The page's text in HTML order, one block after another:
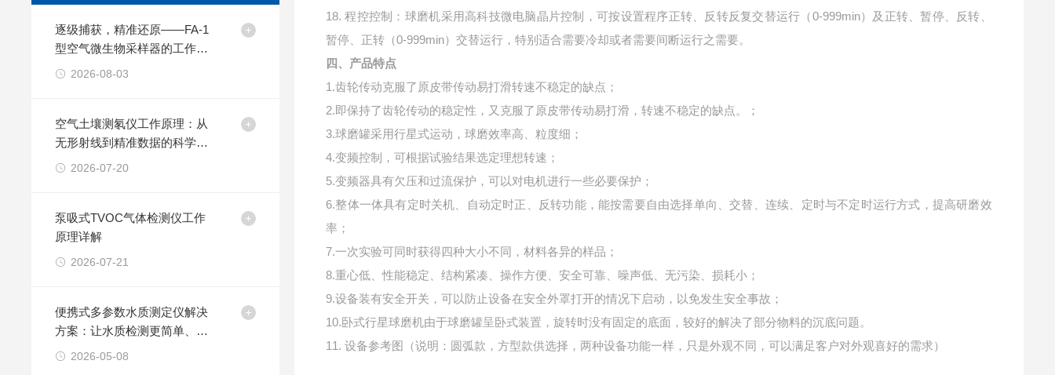
逐级捕获，精准还原——FA-1
型空气微生物采样器的工作原
理探析2026-08-03
空气土壤测氡仪工作原理：从
无形射线到精准数据的科学之
旅
2026-07-20
泵吸式TVOC气体检测仪工作
原理详解
2026-07-21
便携式多参数水质测定仪解决
方案：让水质检测更简单、更
精准2026-05-08
18. 程控控制 ：球磨机采用高科技微电脑晶片控制，可按设置程序正转、反转反复交替运行（0-999min）及正转、暂停、反转、
暂停、正转（0-999min）交替运行，特别适合需要冷却或者需要间断运行之需要。
四、产品特点
1.齿轮传动克服了原皮带传动易打滑转速不稳定的缺点；
2.即保持了齿轮传动的稳定性，又克服了原皮带传动易打滑，转速不稳定的缺点。；
3.球磨罐采用行星式运动，球磨效率高、粒度细；
4.变频控制，可根据试验结果选定理想转速；
5.变频器具有欠压和过流保护，可以对电机进行一些必要保护；
6.整体一体具有定时关机、自动定时正、反转功能，能按需要自由选择单向、交替、连续、定时与不定时运行方式，提高研磨效
率；
7.一次实验可同时获得四种大小不同，材料各异的样品；
8.重心低、性能稳定、结构紧凑、操作方便、安全可靠、噪声低、无污染、损耗小；
9.设备装有安全开关，可以防止设备在安全外罩打开的情况下启动，以免发生安全事故；
10.卧式行星球磨机由于球磨罐呈卧式装置，旋转时没有固定的底面，较好的解决了部分物料的沉底问题。
11. 设备参考图（说明：圆弧款，方型款供选择，两种设备功能一样，只是外观不同，可以满足客户对外观喜好的需求）